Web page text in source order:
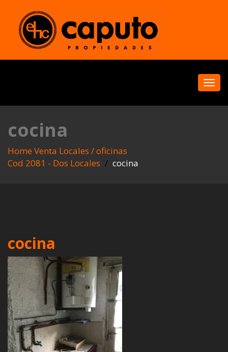
cocina
Home Venta Locales / oficinas
Cod 2081 - Dos Locales
cocina
cocina